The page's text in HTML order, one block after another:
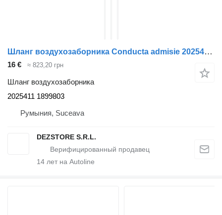
Шланг воздухозаборника Conducta admisie 2025411 для тягача DAF XF
16 € ≈ 823,20 грн
Шланг воздухозаборника
2025411 1899803
Румыния, Suceava
DEZSTORE S.R.L.
14 лет на Autoline